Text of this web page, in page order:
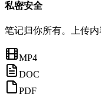
私密安全
笔记归你所有。上传内
MP4
DOC
PDF